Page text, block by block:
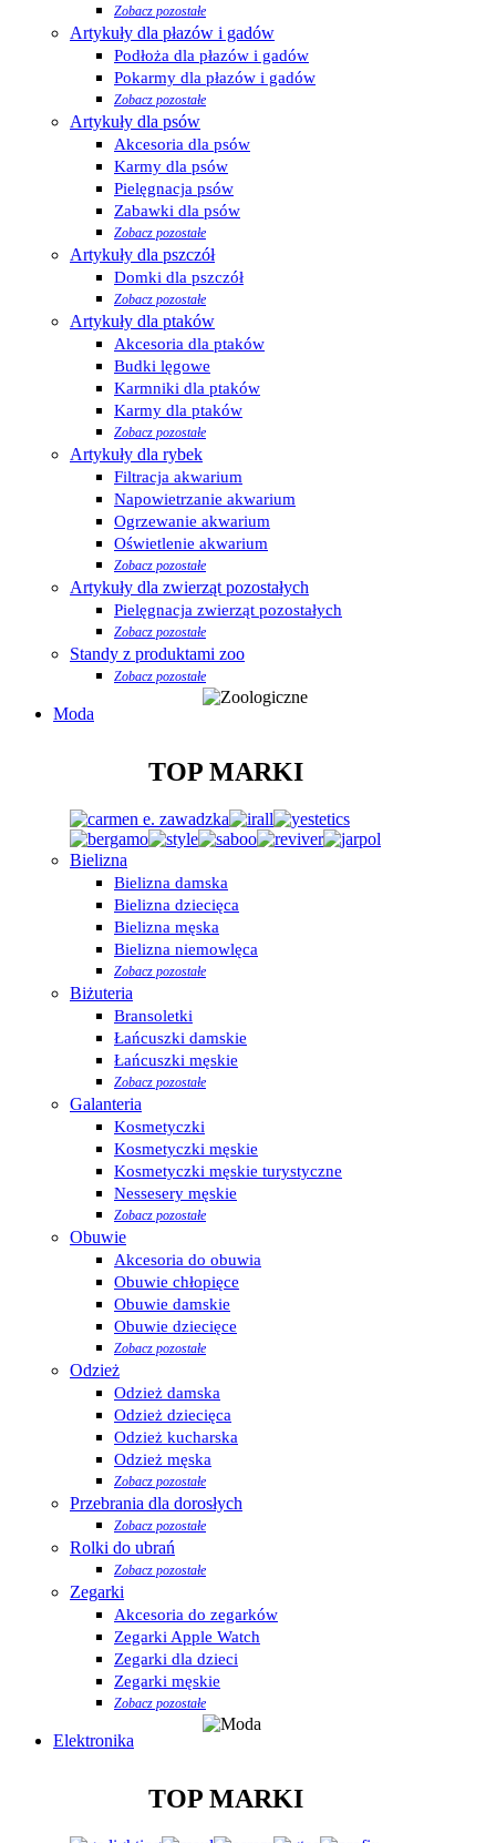
Zobacz pozostałe
Artykuły dla płazów i gadów
Podłoża dla płazów i gadów
Pokarmy dla płazów i gadów
Zobacz pozostałe
Artykuły dla psów
Akcesoria dla psów
Karmy dla psów
Pielęgnacja psów
Zabawki dla psów
Zobacz pozostałe
Artykuły dla pszczół
Domki dla pszczół
Zobacz pozostałe
Artykuły dla ptaków
Akcesoria dla ptaków
Budki lęgowe
Karmniki dla ptaków
Karmy dla ptaków
Zobacz pozostałe
Artykuły dla rybek
Filtracja akwarium
Napowietrzanie akwarium
Ogrzewanie akwarium
Oświetlenie akwarium
Zobacz pozostałe
Artykuły dla zwierząt pozostałych
Pielęgnacja zwierząt pozostałych
Zobacz pozostałe
Standy z produktami zoo
Zobacz pozostałe
Moda
TOP MARKI
Bielizna
Bielizna damska
Bielizna dziecięca
Bielizna męska
Bielizna niemowlęca
Zobacz pozostałe
Biżuteria
Bransoletki
Łańcuszki damskie
Łańcuszki męskie
Zobacz pozostałe
Galanteria
Kosmetyczki
Kosmetyczki męskie
Kosmetyczki męskie turystyczne
Nessesery męskie
Zobacz pozostałe
Obuwie
Akcesoria do obuwia
Obuwie chłopięce
Obuwie damskie
Obuwie dziecięce
Zobacz pozostałe
Odzież
Odzież damska
Odzież dziecięca
Odzież kucharska
Odzież męska
Zobacz pozostałe
Przebrania dla dorosłych
Zobacz pozostałe
Rolki do ubrań
Zobacz pozostałe
Zegarki
Akcesoria do zegarków
Zegarki Apple Watch
Zegarki dla dzieci
Zegarki męskie
Zobacz pozostałe
Elektronika
TOP MARKI